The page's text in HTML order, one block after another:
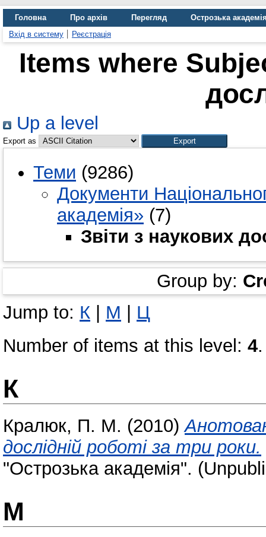
Головна Про архів Перегляд
Острозька
Вхід в систему
Реєстрація
Items where
Up a level
Export as
Теми (9286)
Документи
академія» (7)
Звіти з наукових
Group by:
Jump to: К | М | Ц
Number of items at this level: 4.
К
Кралюк, П. М. (2010)
дослідній роботі за три роки.
"Острозька академія".
М